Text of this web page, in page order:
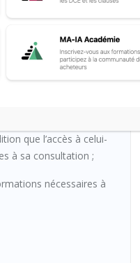
directement
que l’accès à celui-
à sa consultation ;
nécessaires à